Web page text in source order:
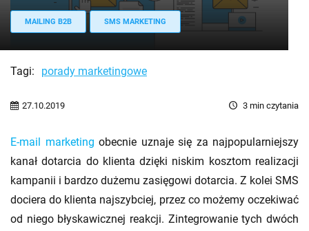
MAILING B2B SMS MARKETING
Tagi: porady marketingowe
3 min czytania
27.10.2019
E-mail marketing obecnie uznaje się za najpopularniejszy
kanał dotarcia do klienta dzięki niskim kosztom realizacji
kampanii i bardzo dużemu zasięgowi dotarcia. Z kolei SMS
dociera do klienta najszybciej, przez co możemy oczekiwać
od niego błyskawicznej reakcji. Zintegrowanie tych dwóch